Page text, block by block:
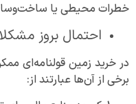
خطرات محیطی یا
احتمال بروز
در خرید زمین قولنامه‌ای
برخی از آن‌ها عبارتند از: